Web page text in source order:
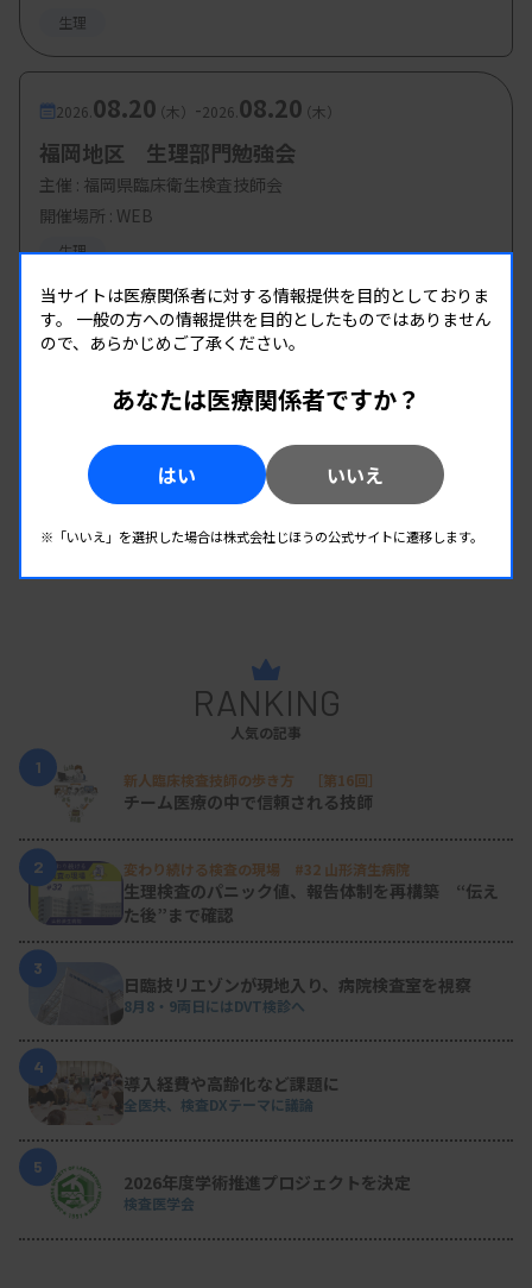
生理
2026. 08.20（木） -2026. 08.20（木）
福岡地区 生理部門勉強会
主催 : 福岡県臨床衛生検査技師会
開催場所 : WEB
生理
RANKING
人気の記事
1
新人臨床検査技師の歩き方 ［第16回］
チーム医療の中で信頼される技師
2 変わり続ける検査の現場 #32 山形済生病院
生理検査のパニック値、報告体制を再構築 “伝え
た後”まで確認
3
日臨技リエゾンが現地入り、病院検査室を視察
8月8・9両日にはDVT検診へ
4
導入経費や高齢化など課題に
全医共、検査DXテーマに議論
5
2026年度学術推進プロジェクトを決定
検査医学会
当サイトは医療関係者に対する情報提供を目的としておりま
す。 一般の方への情報提供を目的としたものではありません
ので、あらかじめご了承ください。
あなたは医療関係者ですか？
はい いいえ
※「いいえ」を選択した場合は株式会社じほうの公式サイトに遷移します。